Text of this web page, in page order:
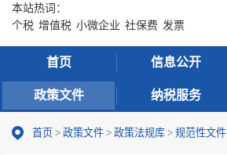
本站热词：
个税 增值税 小微企业 社保费 发票
首页 信息公开
政策文件 纳税服务
首页 > 政策文件 > 政策法规库 > 规范性文件